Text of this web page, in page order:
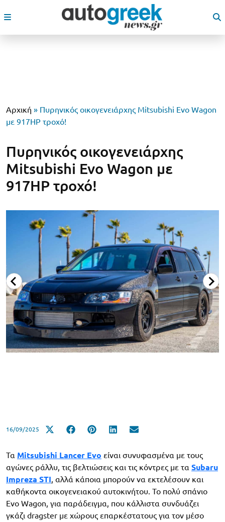
Αρχική » Πυρηνικός οικογενειάρχης Mitsubishi Evo Wagon
με 917HP τροχό!
Πυρηνικός οικογενειάρχης
Mitsubishi Evo Wagon με
917HP τροχό!
16/09/2025
Τα Mitsubishi Lancer Evo είναι συνυφασμένα με τους
αγώνες ράλλυ, τις βελτιώσεις και τις κόντρες με τα Subaru
Impreza STI, αλλά κάποια μπορούν να εκτελέσουν και
καθήκοντα οικογενειακού αυτοκινήτου. Το πολύ σπάνιο
Evo Wagon, για παράδειγμα, που κάλλιστα συνδυάζει
γκάζι dragster με χώρους επαρκέστατους για τον μέσο